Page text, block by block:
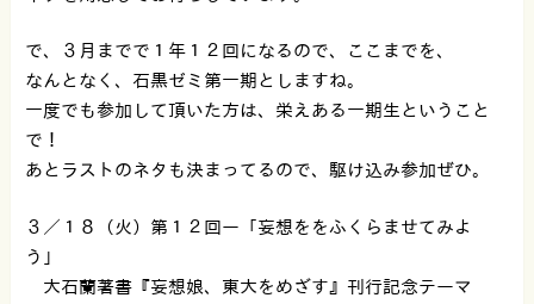
で、３月までで１年１２回になるので、ここまでを、
なんとなく、石黒ゼミ第一期としますね。
一度でも参加して頂いた方は、栄えある一期生ということ
で！
あとラストのネタも決まってるので、駆け込み参加ぜひ。
３／１８（火）第１２回ー「妄想ををふくらませてみよ
う」
大石蘭著書『妄想娘、東大をめざす』刊行記念テーマ